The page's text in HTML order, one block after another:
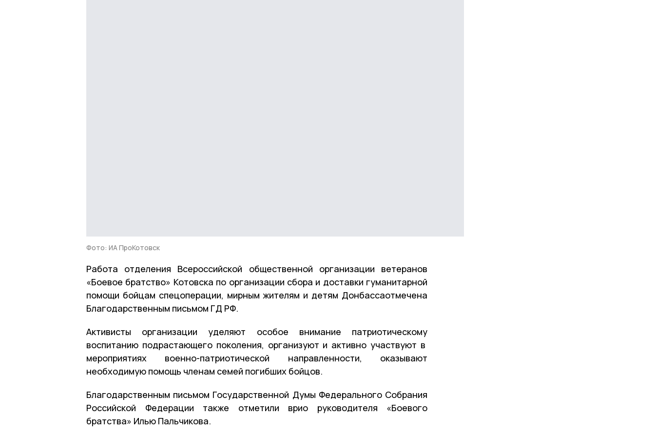
Фото: ИА ПроКотовск
Работа отделения Всероссийской общественной организации ветеранов
«Боевое братство» Котовска по организации сбора и доставки гуманитарной
помощи бойцам спецоперации, мирным жителям и детям Донбассаотмечена
Благодарственным письмом ГД РФ.
Активисты организации уделяют особое внимание патриотическому
воспитанию подрастающего поколения, организуют и активно участвуют в
мероприятиях военно-патриотической направленности, оказывают
необходимую помощь членам семей погибших бойцов.
Благодарственным письмом Государственной Думы Федерального Собрания
Российской Федерации также отметили врио руководителя «Боевого
братства» Илью Пальчикова.